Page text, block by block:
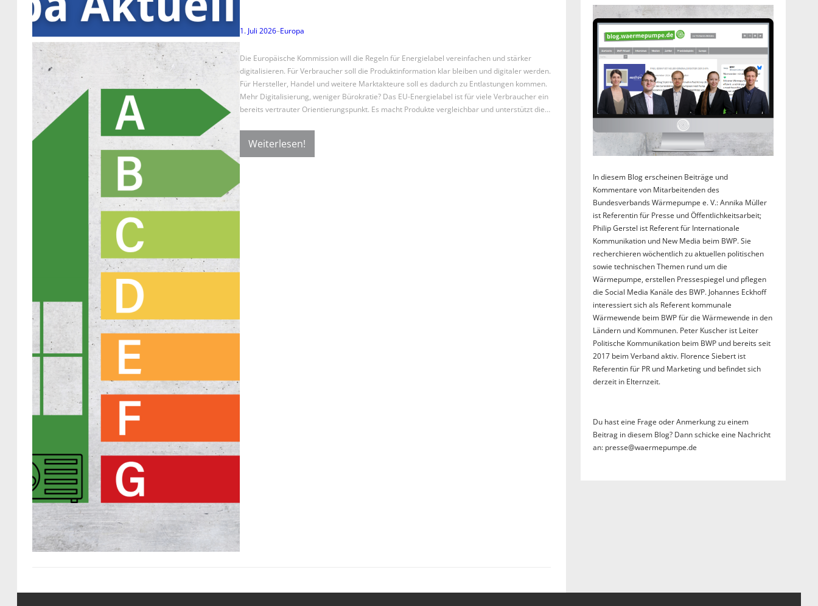
1. Juli 2026–Europa
Die Europäische Kommission will die Regeln für Energielabel vereinfachen und stärker
digitalisieren. Für Verbraucher soll die Produktinformation klar bleiben und digitaler werden.
Für Hersteller, Handel und weitere Marktakteure soll es dadurch zu Entlastungen kommen.
Mehr Digitalisierung, weniger Bürokratie? Das EU-Energielabel ist für viele Verbraucher ein
bereits vertrauter Orientierungspunkt. Es macht Produkte vergleichbar und unterstützt die…
Weiterlesen!
In diesem Blog erscheinen Beiträge und
Kommentare von Mitarbeitenden des
Bundesverbands Wärmepumpe e. V.: Annika Müller
ist Referentin für Presse und Öffentlichkeitsarbeit;
Philip Gerstel ist Referent für Internationale
Kommunikation und New Media beim BWP. Sie
recherchieren wöchentlich zu aktuellen politischen
sowie technischen Themen rund um die
Wärmepumpe, erstellen Pressespiegel und pflegen
die Social Media Kanäle des BWP. Johannes Eckhoff
interessiert sich als Referent kommunale
Wärmewende beim BWP für die Wärmewende in den
Ländern und Kommunen. Peter Kuscher ist Leiter
Politische Kommunikation beim BWP und bereits seit
2017 beim Verband aktiv. Florence Siebert ist
Referentin für PR und Marketing und befindet sich
derzeit in Elternzeit.
Du hast eine Frage oder Anmerkung zu einem
Beitrag in diesem Blog? Dann schicke eine Nachricht
an: presse@waermepumpe.de